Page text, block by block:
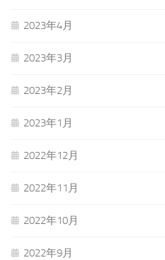
2023年4月
2023年3月
2023年2月
2023年1月
2022年12月
2022年11月
2022年10月
2022年9月